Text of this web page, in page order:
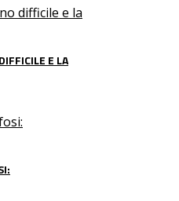
E LA